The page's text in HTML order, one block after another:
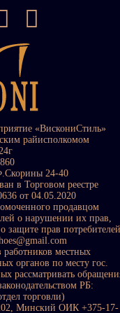
«ВискониСтиль»
райисполкомом
24-40
в Торговом реестре
от 04.05.2020
продавцом
о нарушении их прав,
защите прав потребителей
местных
органов по месту гос.
рассматривать
РБ:
торговли)
Минский ОИК +375-17-